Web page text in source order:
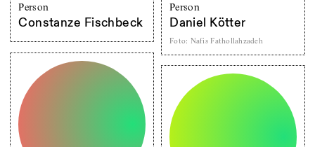
Person
Constanze Fischbeck
Person
Daniel Kötter
Foto: Nafis Fathollahzadeh